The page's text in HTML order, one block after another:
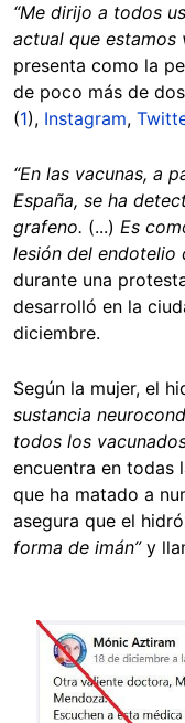
“Me dirijo a todos
actual que estamos
presenta como la
de poco más de
(1), Instagram,
“En las vacunas, a
España, se ha
grafeno. (...) Es
lesión del endotelio
durante una
desarrolló en la
diciembre.
Según la mujer, el
sustancia
todos los
encuentra en todas
que ha matado a
asegura que el
forma de imán”y
Image